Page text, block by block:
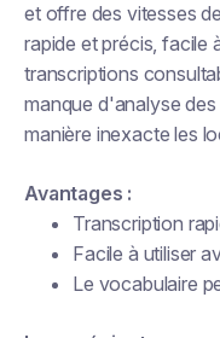
et offre des vitesses
rapide et précis, facile
transcriptions
manque d'analyse
manière inexacte les
Avantages :
Transcription
Facile à utiliser
Le vocabulaire